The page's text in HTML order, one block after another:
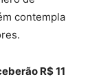
contempla
R$ 11